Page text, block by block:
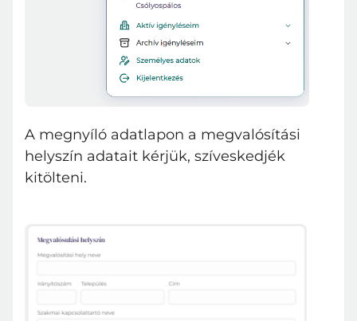
Bejelentkezés
E-mail cím
Jelszó
A megnyíló adatlapon a megvalósítási
helyszín adatait kérjük, szíveskedjék
kitölteni.